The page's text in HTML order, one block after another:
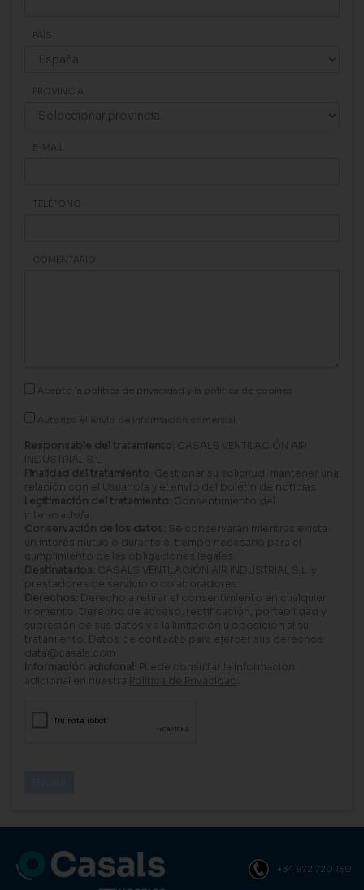
PAÍS
PROVINCIA
E-MAIL
TELÉFONO
COMENTARIO
Acepto la política de privacidad y la política de cookies
Autorizo el envío de información comercial.
Responsable del tratamiento: CASALS VENTILACIÓN AIR
INDUSTRIAL S.L.
Finalidad del tratamiento: Gestionar su solicitud, mantener una
relación con el Usuario/a y el envío del boletín de noticias.
Legitimación del tratamiento: Consentimiento del
interesado/a.
Conservación de los datos: Se conservarán mientras exista
un interés mutuo o durante el tiempo necesario para el
cumplimiento de las obligaciones legales.
Destinatarios: CASALS VENTILACIÓN AIR INDUSTRIAL S.L. y
prestadores de servicio o colaboradores.
Derechos: Derecho a retirar el consentimiento en cualquier
momento. Derecho de acceso, rectificación, portabilidad y
supresión de sus datos y a la limitación u oposición al su
tratamiento. Datos de contacto para ejercer sus derechos:
data@casals.com
Información adicional: Puede consultar la información
adicional en nuestra Política de Privacidad
+34 972 720 150